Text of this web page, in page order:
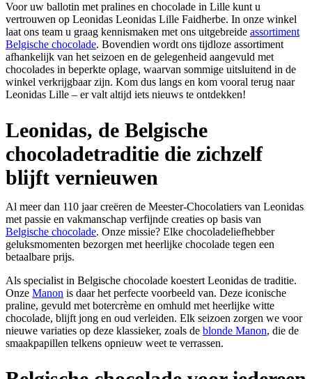
Voor uw ballotin met pralines en chocolade in Lille kunt u
vertrouwen op Leonidas Leonidas Lille Faidherbe. In onze winkel
laat ons team u graag kennismaken met ons uitgebreide assortiment
Belgische chocolade. Bovendien wordt ons tijdloze assortiment
afhankelijk van het seizoen en de gelegenheid aangevuld met
chocolades in beperkte oplage, waarvan sommige uitsluitend in de
winkel verkrijgbaar zijn. Kom dus langs en kom vooral terug naar
Leonidas Lille – er valt altijd iets nieuws te ontdekken!
Leonidas, de Belgische
chocoladetraditie die zichzelf
blijft vernieuwen
Al meer dan 110 jaar creëren de Meester-Chocolatiers van Leonidas
met passie en vakmanschap verfijnde creaties op basis van
Belgische chocolade. Onze missie? Elke chocoladeliefhebber
geluksmomenten bezorgen met heerlijke chocolade tegen een
betaalbare prijs.
Als specialist in Belgische chocolade koestert Leonidas de traditie.
Onze Manon is daar het perfecte voorbeeld van. Deze iconische
praline, gevuld met botercrème en omhuld met heerlijke witte
chocolade, blijft jong en oud verleiden. Elk seizoen zorgen we voor
nieuwe variaties op deze klassieker, zoals de blonde Manon, die de
smaakpapillen telkens opnieuw weet te verrassen.